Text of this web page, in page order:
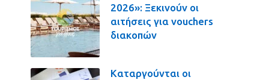
2026»: Ξεκινούν οι
αιτήσεις για vouchers
διακοπών
Καταργούνται οι